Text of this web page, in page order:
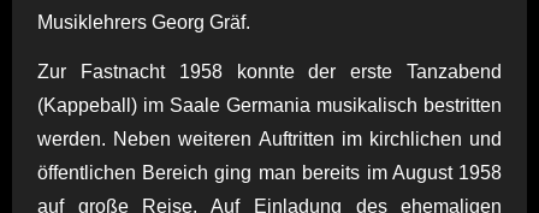
Musiklehrers Georg Gräf.
Zur Fastnacht 1958 konnte der erste Tanzabend
(Kappeball) im Saale Germania musikalisch bestritten
werden. Neben weiteren Auftritten im kirchlichen und
öffentlichen Bereich ging man bereits im August 1958
auf große Reise. Auf Einladung des ehemaligen